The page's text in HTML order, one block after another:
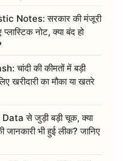
Notes: सरकार की मंजूरी
नोट, क्या बंद हो
चांदी की कीमतों में बड़ी
खरीदारी का मौका या खतरे
से जुड़ी बड़ी चूक, क्या
भी हुई लीक? जानिए